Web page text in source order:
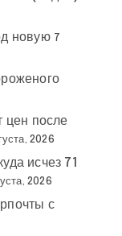
новую 7
цен после
2026
исчез 71
2026
с